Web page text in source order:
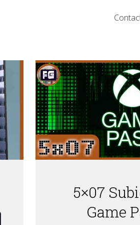
5×07
Game